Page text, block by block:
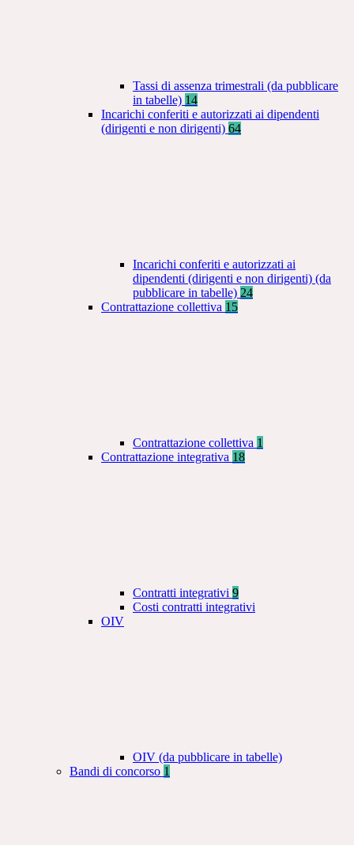
Tassi di assenza trimestrali (da pubblicare
in tabelle) 14
Incarichi conferiti e autorizzati ai dipendenti
(dirigenti e non dirigenti) 64
Incarichi conferiti e autorizzati ai
dipendenti (dirigenti e non dirigenti) (da
pubblicare in tabelle) 24
Contrattazione collettiva 15
Contrattazione collettiva 1
Contrattazione integrativa 18
Contratti integrativi 9
Costi contratti integrativi
OIV
OIV (da pubblicare in tabelle)
Bandi di concorso 1